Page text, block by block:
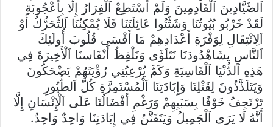
اَلصَّيَّادِينَ اَلْقَادِمِينَ وَلَمْ أَسْتَطِعْ اَلْفِرَارُ إِلَّا بِأُعْجُوبَةِ
لَقَدْ خَرْبُو بُيُوتُنَا وَشَتَّتُوا عَائِلَتَنَا فَلَا يُمْكِنُنَا اَلتَّحَرُّكُ أَوْ
اَلِانْتِقَالِ لِوَفْرَةِ أَعْدَادِهِمْ مَا أَقْسَى قُلُوبَ أُولَئِكَ
اَلنَّاسِ يشَاهْدُودَنَا نَتَلَوَّى وَنَلْفِظُ أَنْفَاسنَا اَلْأَخِيرَةَ فِي
هَذِهِ اَلدُّنْيَا اَلْقَاسِيَةِ وَكَمَّ يُرْعِبُنِي رُؤْيَتَهُمْ يَضْحَكُونَ
وَيَتَلَذَّذُونَ لِقَتْلِنَا وَإِبَادَتِنَا اَلْمُسْتَمِرَّةِ كُلَّ اَلطُّيُورِ
تَرْتَجِفُ خَوْفًا بِسَبَبِهِمْ وَرَغْمِ أَفْضَالُنَا عَلَى اَلْإِنْسَانِ إِلَّا
أَنَّهُ لَا يَرَى اَلْجَمِيلُ وَيَتَفَنَّنُ فِي إِبَادَتِنَا وَاحِدٌ وَاحِدٌ.